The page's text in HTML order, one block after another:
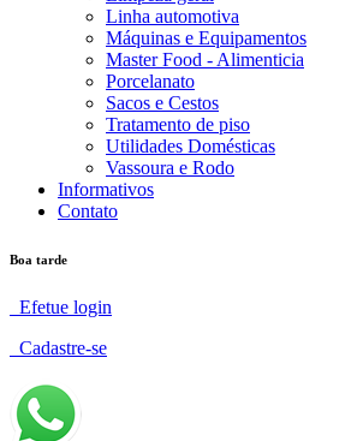
Linha automotiva
Máquinas e Equipamentos
Master Food - Alimenticia
Porcelanato
Sacos e Cestos
Tratamento de piso
Utilidades Domésticas
Vassoura e Rodo
Informativos
Contato
Boa tarde
Efetue login
Cadastre-se